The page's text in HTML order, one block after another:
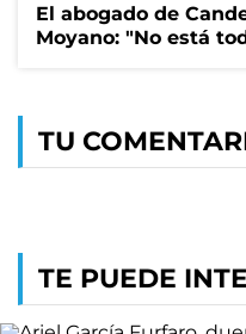
El abogado de
Moyano: "No está
TU
TE PUEDE